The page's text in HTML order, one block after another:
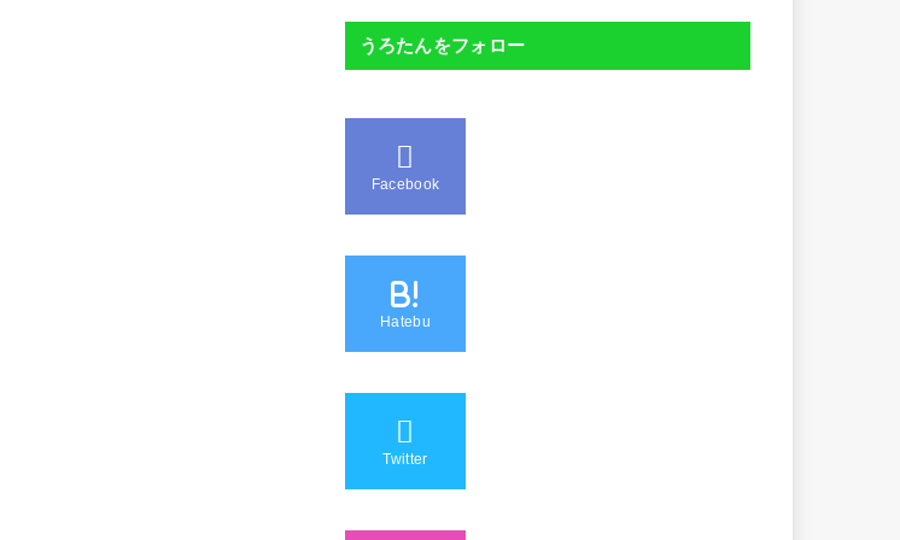
うろたんをフォロー
Facebook
B!
Hatebu
Twitter